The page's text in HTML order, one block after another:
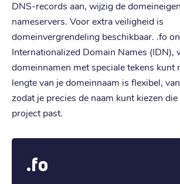
DNS-records aan, wijzig de
nameservers. Voor extra veiligheid is
domeinvergrendeling beschikbaar. .fo
Internationalized Domain Names (IDN),
domeinnamen met speciale tekens kunt
lengte van je domeinnaam is flexibel,
zodat je precies de naam kunt kiezen
project past.
.fo